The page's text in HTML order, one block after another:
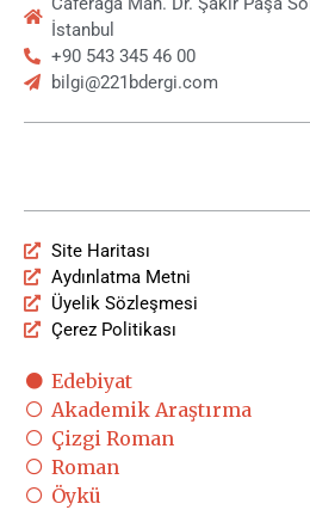
İstanbul
+90 543 345 46 00
bilgi@221bdergi.com
Site Haritası
Aydınlatma Metni
Üyelik Sözleşmesi
Çerez Politikası
Edebiyat
Akademik Araştırma
Çizgi Roman
Roman
Öykü